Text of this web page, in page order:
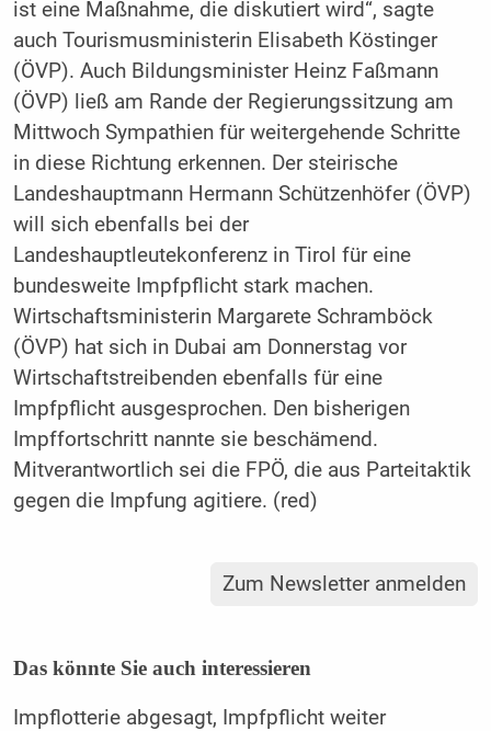
ist eine Maßnahme, die diskutiert wird“, sagte
auch Tourismusministerin Elisabeth Köstinger
(ÖVP). Auch Bildungsminister Heinz Faßmann
(ÖVP) ließ am Rande der Regierungssitzung am
Mittwoch Sympathien für weitergehende Schritte
in diese Richtung erkennen. Der steirische
Landeshauptmann Hermann Schützenhöfer (ÖVP)
will sich ebenfalls bei der
Landeshauptleutekonferenz in Tirol für eine
bundesweite Impfpflicht stark machen.
Wirtschaftsministerin Margarete Schramböck
(ÖVP) hat sich in Dubai am Donnerstag vor
Wirtschaftstreibenden ebenfalls für eine
Impfpflicht ausgesprochen. Den bisherigen
Impffortschritt nannte sie beschämend.
Mitverantwortlich sei die FPÖ, die aus Parteitaktik
gegen die Impfung agitiere. (red)
Zum Newsletter anmelden
Das könnte Sie auch interessieren
Impflotterie abgesagt, Impfpflicht weiter